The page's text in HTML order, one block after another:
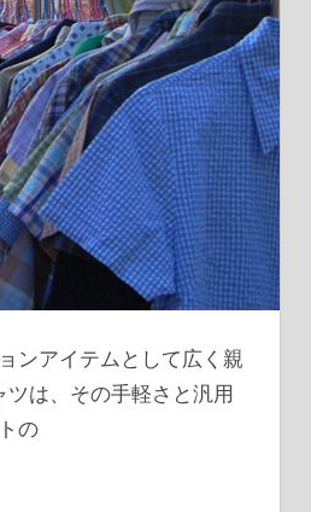
ンアイテムとして広く親
ツは、その手軽さと汎用
の